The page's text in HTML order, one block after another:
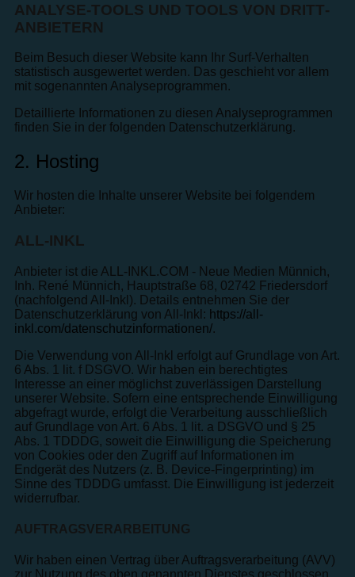
ANALYSE-TOOLS UND TOOLS VON DRITT­
ANBIETERN
Beim Besuch dieser Website kann Ihr Surf-Verhalten
statistisch ausgewertet werden. Das geschieht vor allem
mit sogenannten Analyseprogrammen.
Detaillierte Informationen zu diesen Analyseprogrammen
finden Sie in der folgenden Datenschutzerklärung.
2. Hosting
Wir hosten die Inhalte unserer Website bei folgendem
Anbieter:
ALL-INKL
Anbieter ist die ALL-INKL.COM - Neue Medien Münnich,
Inh. René Münnich, Hauptstraße 68, 02742 Friedersdorf
(nachfolgend All-Inkl). Details entnehmen Sie der
Datenschutzerklärung von All-Inkl: https://all-
inkl.com/datenschutzinformationen/.
Die Verwendung von All-Inkl erfolgt auf Grundlage von Art.
6 Abs. 1 lit. f DSGVO. Wir haben ein berechtigtes
Interesse an einer möglichst zuverlässigen Darstellung
unserer Website. Sofern eine entsprechende Einwilligung
abgefragt wurde, erfolgt die Verarbeitung ausschließlich
auf Grundlage von Art. 6 Abs. 1 lit. a DSGVO und § 25
Abs. 1 TDDDG, soweit die Einwilligung die Speicherung
von Cookies oder den Zugriff auf Informationen im
Endgerät des Nutzers (z. B. Device-Fingerprinting) im
Sinne des TDDDG umfasst. Die Einwilligung ist jederzeit
widerrufbar.
AUFTRAGSVERARBEITUNG
Wir haben einen Vertrag über Auftragsverarbeitung (AVV)